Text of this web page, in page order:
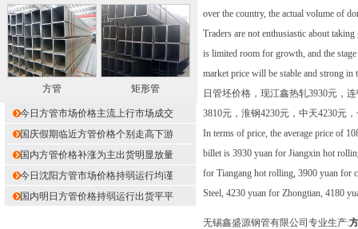
方管 矩形管
今日方管市场价格主流上行市场成交
国庆假期临近方管价格个别走高下游
国内方管价格补涨为主出货明显放量
今日沈阳方管市场价格持弱运行均谨
国内明日方管价格持弱运行出货平平
over the country, the actual volume of
Traders are not enthusiastic about
is limited room for growth, and the
market price will be stable and strong
日管坯价格，现江鑫热轧3930元，
3810元，淮钢4230元，中天4230元
In terms of price, the average price of
billet is 3930 yuan for Jiangxin hot
for Tiangang hot rolling, 3900 yuan for
Steel, 4230 yuan for Zhongtian, 4180
无锡鑫盛源钢管有限公司专业生产: